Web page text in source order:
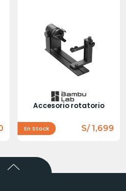
Accesorio rotatorio
En Stock S/ 1,699